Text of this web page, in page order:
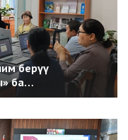
берүү
ба…